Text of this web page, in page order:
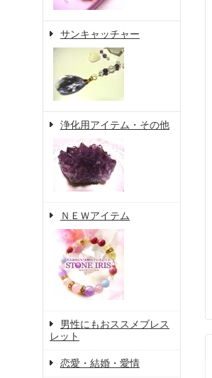
サンキャッチャー
浄化用アイテム・その他
ＮＥＷアイテム
男性にもおススメブレス
レット
恋愛・結婚・愛情